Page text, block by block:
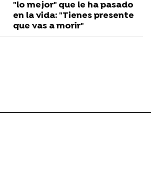
"lo mejor" que le ha pasado
en la vida: "Tienes presente
que vas a morir"